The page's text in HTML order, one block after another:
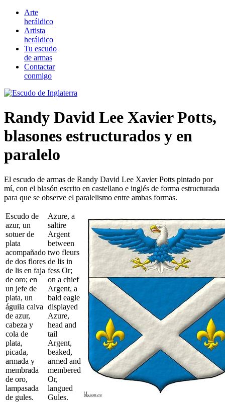
Arte
heráldico
Artista
heráldico
Tu escudo
de armas
Contactar
conmigo
Randy David Lee Xavier Potts,
blasones estructurados y en
paralelo
El escudo de armas de Randy David Lee Xavier Potts pintado por
mí, con el blasón escrito en castellano e inglés de forma estructurada
para que se observe el paralelismo entre ambas formas.
Escudo de
azur, un
sotuer de
plata
acompañado
de dos flores
de lis en faja
de oro; en
un jefe de
plata, un
águila calva
de azur,
cabeza y
cola de
plata,
picada,
armada y
membrada
de oro,
lampasada
de gules.
Azure, a
saltire
Argent
between
two fleurs
de lis in
fess Or;
on a chief
Argent, a
bald eagle
displayed
Azure,
head and
tail
Argent,
beaked,
armed and
membered
Or,
langued
Gules.